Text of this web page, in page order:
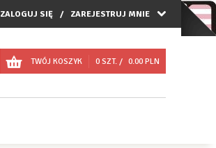
ZALOGUJ SIĘ ZAREJESTRUJ MNIE
TWÓJ KOSZYK 0 SZT. / 0.00 PLN